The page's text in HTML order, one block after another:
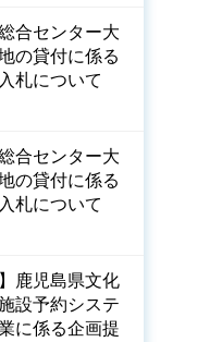
合センター大
の貸付に係る
札について
合センター大
の貸付に係る
札について
鹿児島県文化
設予約システ
に係る企画提